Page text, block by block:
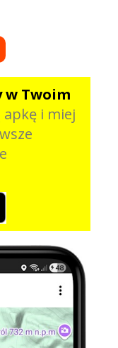
w Twoim
i miej